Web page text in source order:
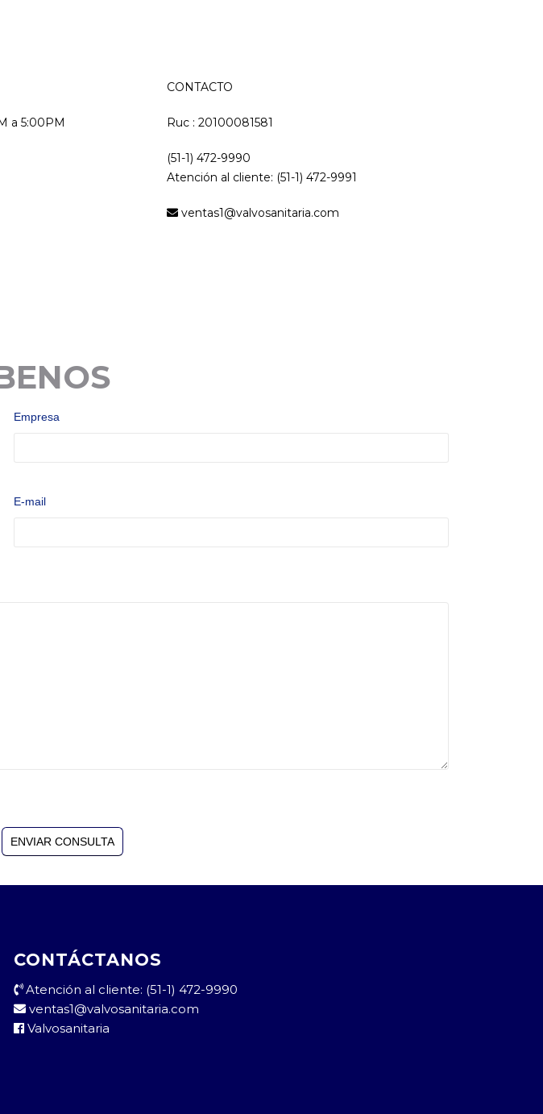
a 5:00PM
CONTACTO
Ruc : 20100081581
(51-1) 472-9990
Atención al cliente: (51-1) 472-9991
ventas1@valvosanitaria.com
Empresa
E-mail
CONTÁCTANOS
Atención al cliente: (51-1) 472-9990
ventas1@valvosanitaria.com
Valvosanitaria